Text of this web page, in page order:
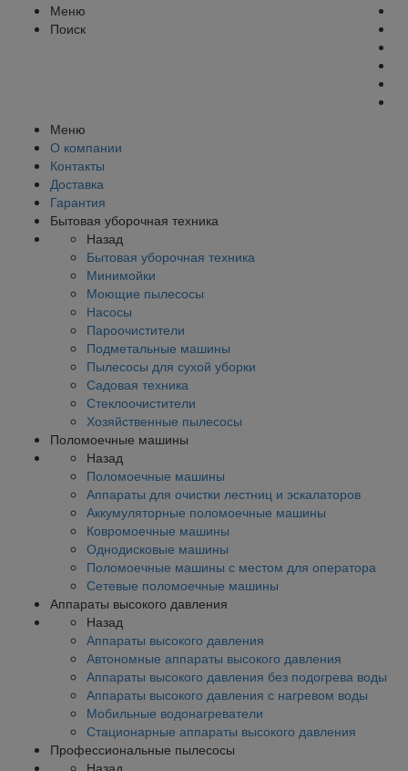
Меню
Поиск
Меню
О компании
Контакты
Доставка
Гарантия
Бытовая уборочная техника
Назад
Бытовая уборочная техника
Минимойки
Моющие пылесосы
Насосы
Пароочистители
Подметальные машины
Пылесосы для сухой уборки
Садовая техника
Стеклоочистители
Хозяйственные пылесосы
Поломоечные машины
Назад
Поломоечные машины
Аппараты для очистки лестниц и эскалаторов
Аккумуляторные поломоечные машины
Ковромоечные машины
Однодисковые машины
Поломоечные машины с местом для оператора
Сетевые поломоечные машины
Аппараты высокого давления
Назад
Аппараты высокого давления
Автономные аппараты высокого давления
Аппараты высокого давления без подогрева воды
Аппараты высокого давления с нагревом воды
Мобильные водонагреватели
Стационарные аппараты высокого давления
Профессиональные пылесосы
Назад